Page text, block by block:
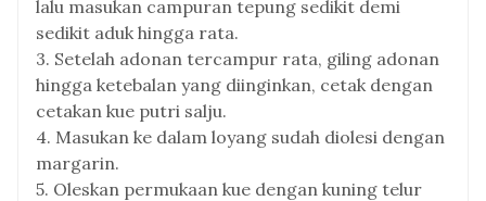
lalu masukan campuran tepung sedikit demi
sedikit aduk hingga rata.
3. Setelah adonan tercampur rata, giling adonan
hingga ketebalan yang diinginkan, cetak dengan
cetakan kue putri salju.
4. Masukan ke dalam loyang sudah diolesi dengan
margarin.
5. Oleskan permukaan kue dengan kuning telur